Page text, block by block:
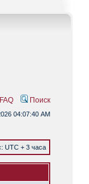
FAQ Поиск
04:07:40 AM
UTC + 3 часа